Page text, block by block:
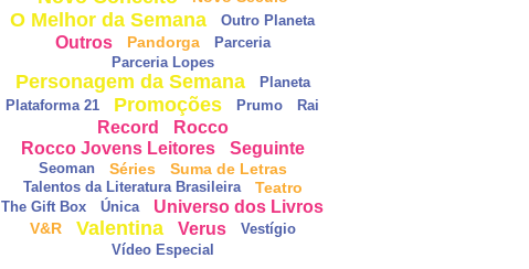
O Melhor da Semana Outro Planeta
Outros Pandorga
Parceria
Parceria Lopes
Personagem da Semana
Planeta
Plataforma 21
Promoções Prumo Rai
Record
Rocco
Rocco Jovens Leitores
Seguinte
Seoman Séries Suma de Letras
Talentos da Literatura Brasileira Teatro
The Gift Box Única Universo dos Livros
V&R Valentina Verus
Vestígio
Vídeo Especial